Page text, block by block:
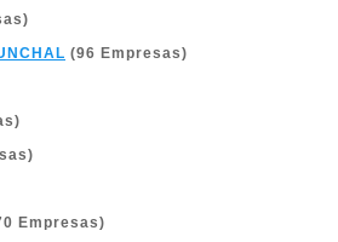
(96 Empresas)
Empresas)